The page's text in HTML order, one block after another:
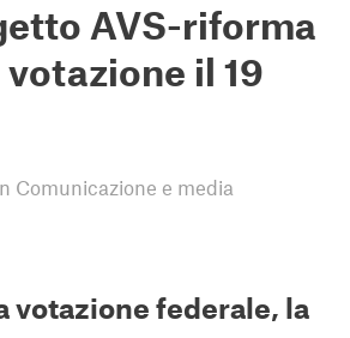
AVS-riforma
il 19
Comunicazione e media
votazione federale, la